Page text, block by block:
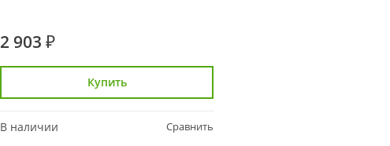
2 903 ₽
Купить
В наличии Сравнить